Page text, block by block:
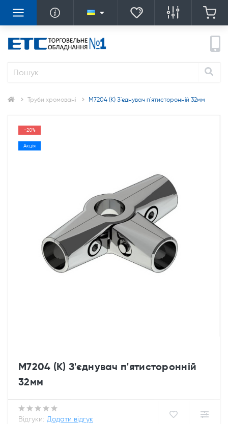
Труби хромовані M7204 (К) З'єднувач п'ятисторонній 32мм
-20%
Акція
M7204 (К) З'єднувач п'ятисторонній
32мм
Відгуки: Додати відгук